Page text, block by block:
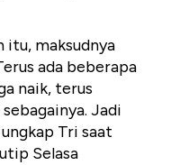
itu, maksudnya
ada beberapa
naik, terus
Jadi
ungkap Tri saat
Selasa